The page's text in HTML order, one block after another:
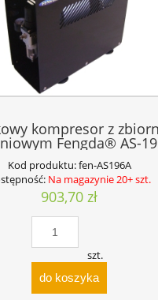
kompresor z
Fengda® AS-
Kod produktu:fen-AS196A
Na magazynie 20+ szt.
903,70 zł
szt.
do koszyka